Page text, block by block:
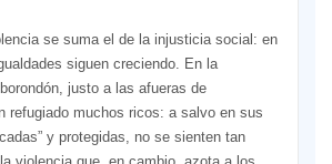
se suma el de la injusticia social: en
siguen creciendo. En la
justo a las afueras de
refugiado muchos ricos: a salvo en sus
y protegidas, no se sienten tan